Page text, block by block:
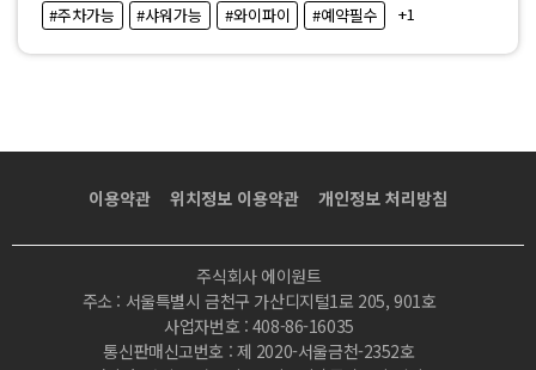
마 #주차가능 #샤워가능 #와이파이 #예약필수 +1
이용약관 위치정보 이용약관 개인정보 처리방침
주식회사 에이원트
주소 : 서울특별시 금천구 가산디지털1로 205, 901호
사업자번호 : 408-86-16035
통신판매신고번호 : 제 2020-서울금천-2352호